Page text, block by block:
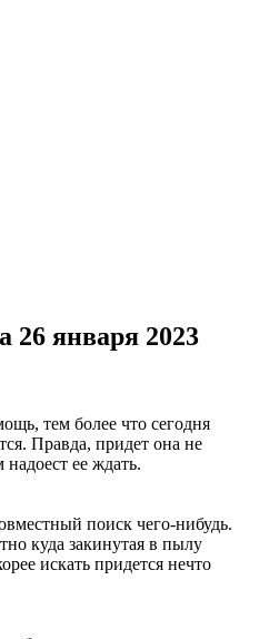
26 января 2023
тем более что сегодня
Правда, придет она не
надоест ее ждать.
поиск чего-нибудь.
куда закинутая в пылу
искать придется нечто